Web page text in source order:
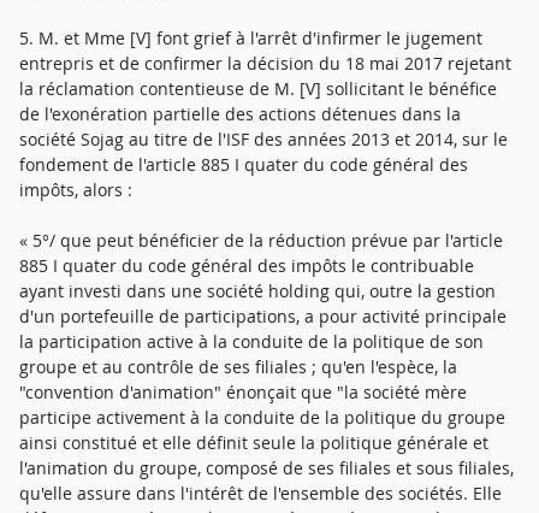
5. M. et Mme [V] font grief à l'arrêt d'infirmer le jugement
entrepris et de confirmer la décision du 18 mai 2017 rejetant
la réclamation contentieuse de M. [V] sollicitant le bénéfice
de l'exonération partielle des actions détenues dans la
société Sojag au titre de l'ISF des années 2013 et 2014, sur le
fondement de l'article 885 I quater du code général des
impôts, alors :
« 5°/ que peut bénéficier de la réduction prévue par l'article
885 I quater du code général des impôts le contribuable
ayant investi dans une société holding qui, outre la gestion
d'un portefeuille de participations, a pour activité principale
la participation active à la conduite de la politique de son
groupe et au contrôle de ses filiales ; qu'en l'espèce, la
"convention d'animation" énonçait que "la société mère
participe activement à la conduite de la politique du groupe
ainsi constitué et elle définit seule la politique générale et
l'animation du groupe, composé de ses filiales et sous filiales,
qu'elle assure dans l'intérêt de l'ensemble des sociétés. Elle